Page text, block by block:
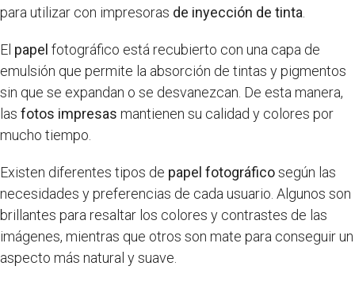
para utilizar con impresoras de inyección de tinta
El papel fotográfico está recubierto con una capa de
emulsión que permite la absorción de tintas y pigmentos
sin que se expandan o se desvanezcan. De esta manera,
las fotos impresas mantienen su calidad y colores por
mucho tiempo.
Existen diferentes tipos de papel fotográficosegún las
necesidades y preferencias de cada usuario. Algunos son
brillantes para resaltar los colores y contrastes de las
imágenes, mientras que otros son mate para conseguir un
aspecto más natural y suave.